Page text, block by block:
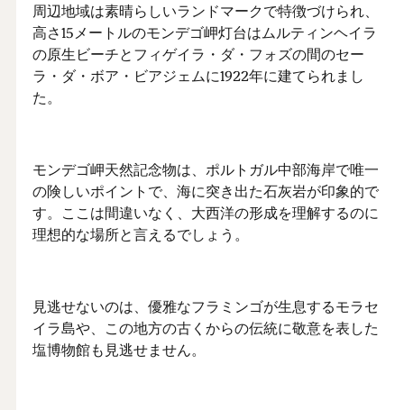
周辺地域は素晴らしいランドマークで特徴づけられ、
高さ15メートルのモンデゴ岬灯台はムルティンヘイラ
の原生ビーチとフィゲイラ・ダ・フォズの間のセー
ラ・ダ・ボア・ビアジェムに1922年に建てられまし
た。
モンデゴ岬天然記念物は、ポルトガル中部海岸で唯一
の険しいポイントで、海に突き出た石灰岩が印象的で
す。ここは間違いなく、大西洋の形成を理解するのに
理想的な場所と言えるでしょう。
見逃せないのは、優雅なフラミンゴが生息するモラセ
イラ島や、この地方の古くからの伝統に敬意を表した
塩博物館も見逃せません。